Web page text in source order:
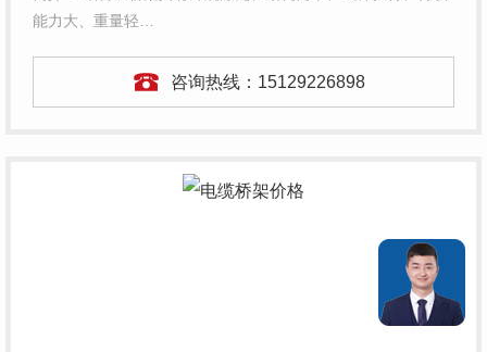
能力大、重量轻…
咨询热线： 15129226898